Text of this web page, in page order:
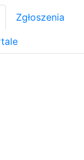
Zgłoszenia